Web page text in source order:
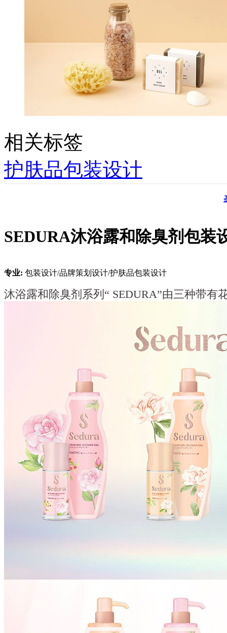
相关标签
护肤品包装设计
SEDURA沐浴露和除臭剂包装
专业: 包装设计/品牌策划设计/护肤品包装设计
沐浴露和除臭剂系列“ SEDURA”由三种带